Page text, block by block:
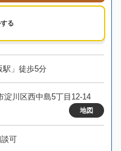
る
駅」徒歩5分
淀川区西中島5丁目12-14
地図
可